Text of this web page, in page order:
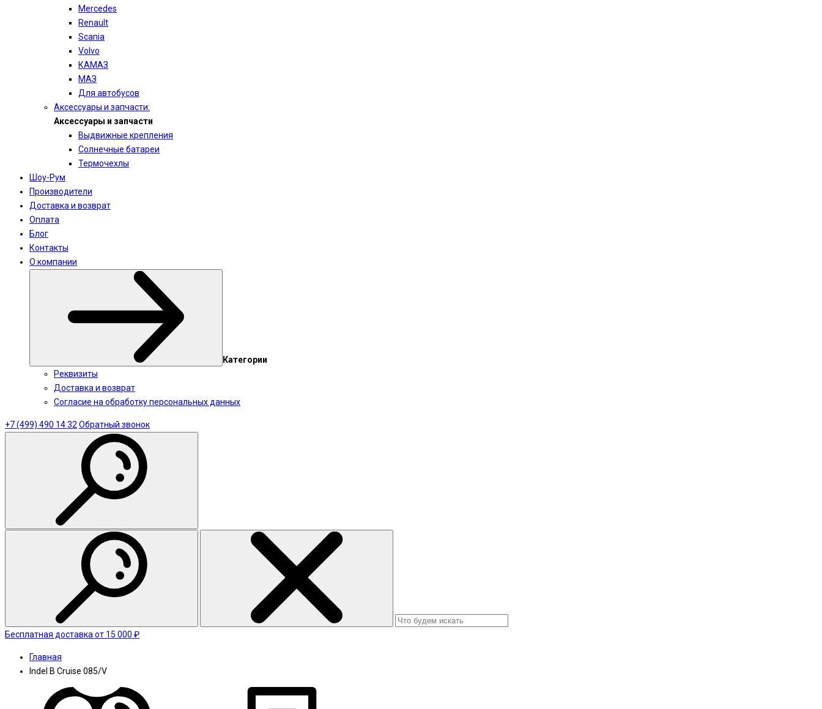
Mercedes
Renault
Scania
Volvo
КАМАЗ
МАЗ
Для автобусов
Аксессуары и запчасти:
Аксессуары и запчасти
Выдвижные крепления
Солнечные батареи
Термочехлы
Шоу-Рум
Производители
Доставка и возврат
Оплата
Блог
Контакты
О компании
Категории
Реквизиты
Доставка и возврат
Согласие на обработку персональных данных
+7 (499) 490 14 32 Обратный звонок
Бесплатная доставка от 15 000 ₽
Главная
Indel B Cruise 085/V